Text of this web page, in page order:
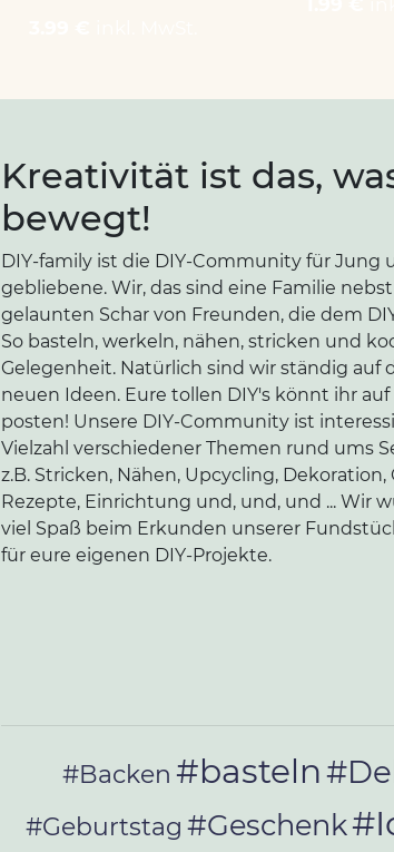
Kreativität ist das,
bewegt!
DIY-family ist die DIY-Community für Jung
gebliebene. Wir, das sind eine Familie
gelaunten Schar von Freunden, die dem
So basteln, werkeln, nähen, stricken und
Gelegenheit. Natürlich sind wir ständig auf
neuen Ideen. Eure tollen DIY's könnt ihr auf
posten! Unsere DIY-Community ist
Vielzahl verschiedener Themen rund ums
z.B. Stricken, Nähen, Upcycling, Dekoration,
Rezepte, Einrichtung und, und, und ... Wir
viel Spaß beim Erkunden unserer
für eure eigenen DIY-Projekte.
#Backen #basteln
#Geburtstag #Geschenk